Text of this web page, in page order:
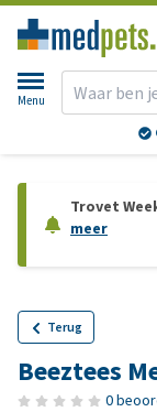
Menu
Trovet
meer
Terug
Beeztees
0